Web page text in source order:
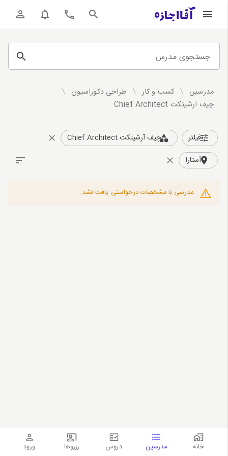
جستجوی مدرس
مدرسین / کسب و کار / طراحی دکوراسیون /
چیف آرشیتکت Chief Architect
فیلتر
چیف آرشیتکت Chief Architect
آستارا
مدرسی با مشخصات درخواستی یافت نشد.
خانه مدرسین دروس رزروها ورود